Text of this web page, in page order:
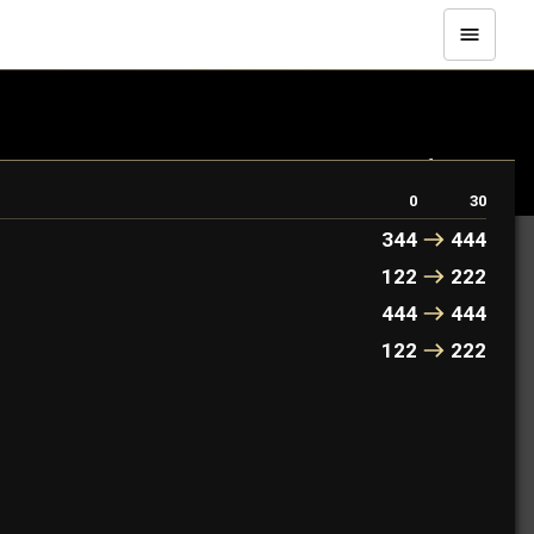
les vertueux, elle est un oracle. Pour les malfaisants,
0 30
344
444
122
222
444
444
122 222